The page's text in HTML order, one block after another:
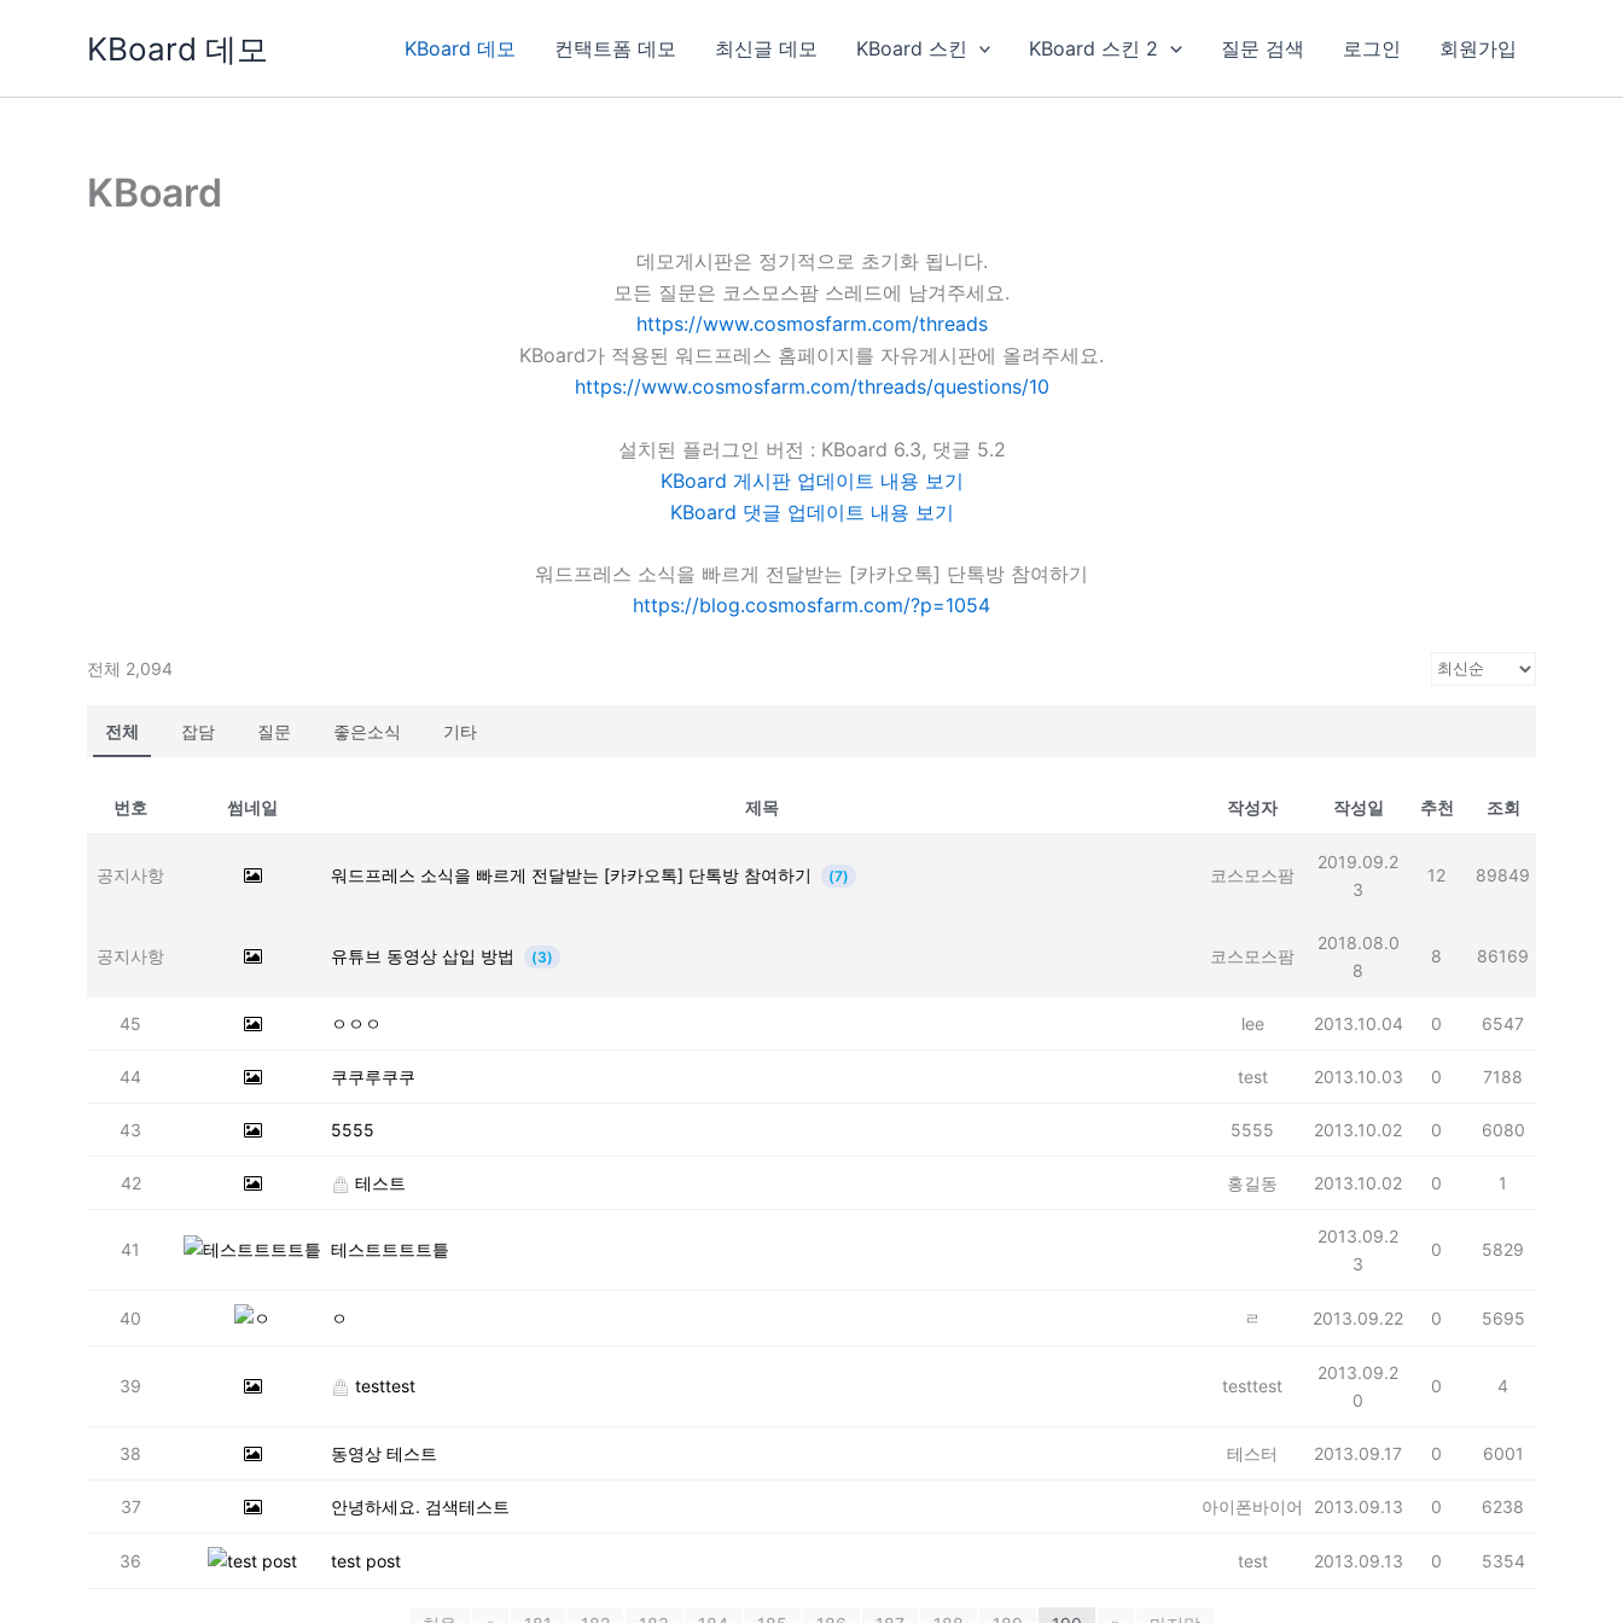
KBoard 데모 KBoard 데모 컨택트폼 데모 최신글 데모 KBoard 스킨 KBoard 스킨 2 질문 검색 로그인 회원가입
KBoard
데모게시판은 정기적으로 초기화 됩니다.
모든 질문은 코스모스팜 스레드에 남겨주세요.
https://www.cosmosfarm.com/threads
KBoard가 적용된 워드프레스 홈페이지를 자유게시판에 올려주세요.
https://www.cosmosfarm.com/threads/questions/10
설치된 플러그인 버전 : KBoard 6.3, 댓글 5.2
KBoard 게시판 업데이트 내용 보기
KBoard 댓글 업데이트 내용 보기
워드프레스 소식을 빠르게 전달받는 [카카오톡] 단톡방 참여하기
https://blog.cosmosfarm.com/?p=1054
전체 2,094
전체 잡담 질문 좋은소식 기타
번호 썸네일 제목 작성자 작성일 추천 조회
공지사항 워드프레스 소식을 빠르게 전달받는 [카카오톡] 단톡방 참여하기 (7) 코스모스팜
2019.09.2
3
12 89849
공지사항 유튜브 동영상 삽입 방법 (3) 코스모스팜
2018.08.0
8
8 86169
45 ㅇㅇㅇ lee 2013.10.04 0 6547
44 쿠쿠루쿠쿠 test 2013.10.03 0 7188
43 5555 5555 2013.10.02 0 6080
42 테스트 홍길동 2013.10.02 0 1
41 테스트트트트틑
2013.09.2
3
0 5829
40 ㅇ ㄹ 2013.09.22 0 5695
39 testtest testtest
2013.09.2
0
0 4
38 동영상 테스트 테스터 2013.09.17 0 6001
37 안녕하세요. 검색테스트 아이폰바이어 2013.09.13 0 6238
36 test post test 2013.09.13 0 5354